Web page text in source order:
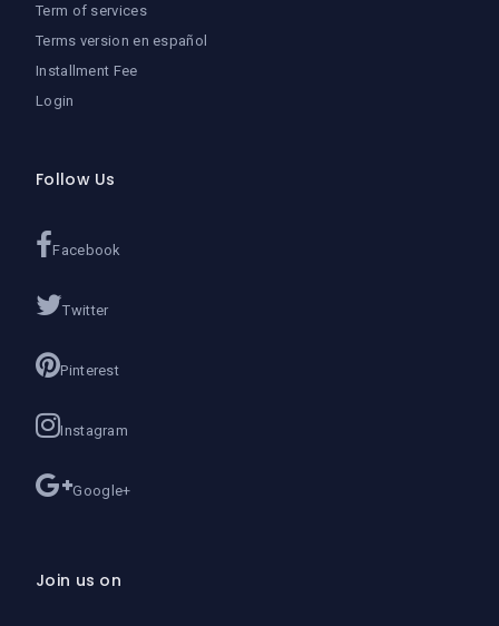
Term of services
Terms version en español
Installment Fee
Login
Follow Us
Facebook
Twitter
Pinterest
Instagram
Google+
Join us on